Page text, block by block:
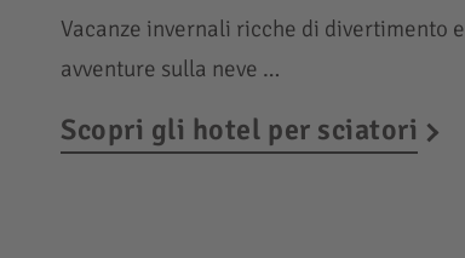
Vacanze invernali ricche di divertimento e
avventure sulla neve …
Scopri gli hotel per sciatori